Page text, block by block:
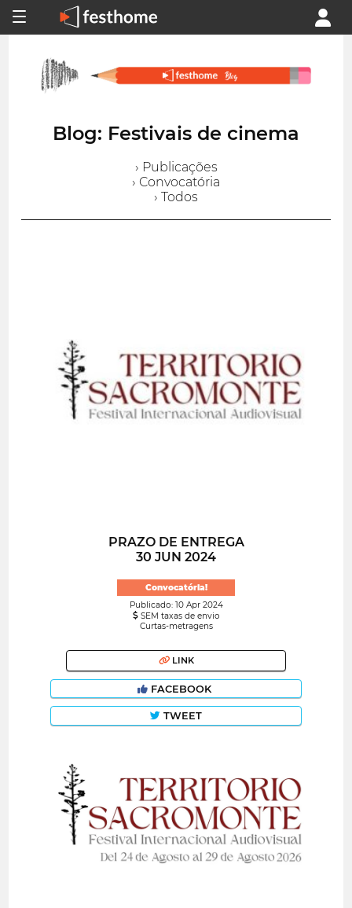
Blog: Festivais de cinema
› Publicações
› Convocatória
› Todos
PRAZO DE ENTREGA
30 JUN 2024
Convocatória!
Publicado: 10 Apr 2024
SEM taxas de envio
Curtas-metragens
LINK
FACEBOOK
TWEET